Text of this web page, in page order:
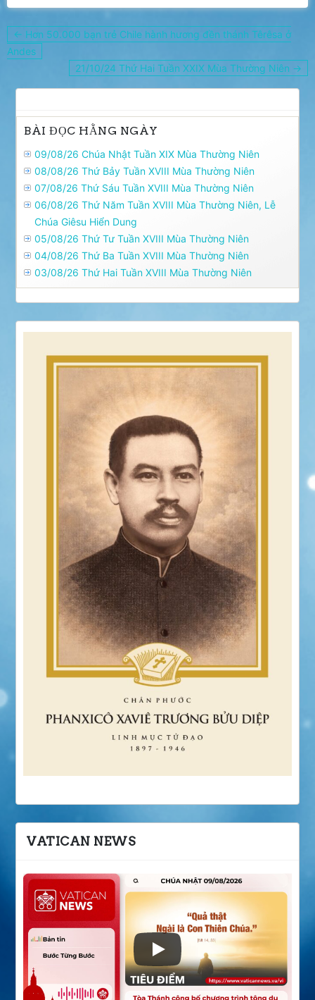
Điều
hướng
bài
← Hơn 50.000 bạn trẻ Chile hành hương đền thánh Têrêsa ở
Andes
21/10/24 Thứ Hai Tuần XXIX Mùa Thường Niên →
BÀI ĐỌC HẰNG NGÀY
09/08/26 Chúa Nhật Tuần XIX Mùa Thường Niên
08/08/26 Thứ Bảy Tuần XVIII Mùa Thường Niên
07/08/26 Thứ Sáu Tuần XVIII Mùa Thường Niên
06/08/26 Thứ Năm Tuần XVIII Mùa Thường Niên, Lễ
Chúa Giêsu Hiển Dung
05/08/26 Thứ Tư Tuần XVIII Mùa Thường Niên
04/08/26 Thứ Ba Tuần XVIII Mùa Thường Niên
03/08/26 Thứ Hai Tuần XVIII Mùa Thường Niên
VATICAN NEWS